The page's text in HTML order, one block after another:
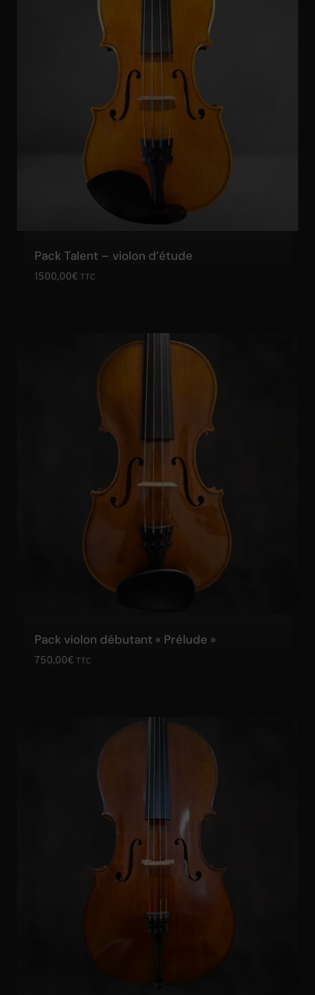
Pack Talent – violon d’étude
1500,00€ TTC
Pack violon débutant « Prélude »
750,00€ TTC